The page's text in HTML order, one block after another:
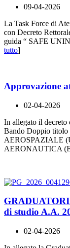
09-04-2026
La Task Force di
con Decreto
guida “ SAFE
tutto]
Approvazione
02-04-2026
In allegato il decreto
Bando Doppio
AEROSPAZIALE
AERONAUTICA
di studio A.A.
02-04-2026